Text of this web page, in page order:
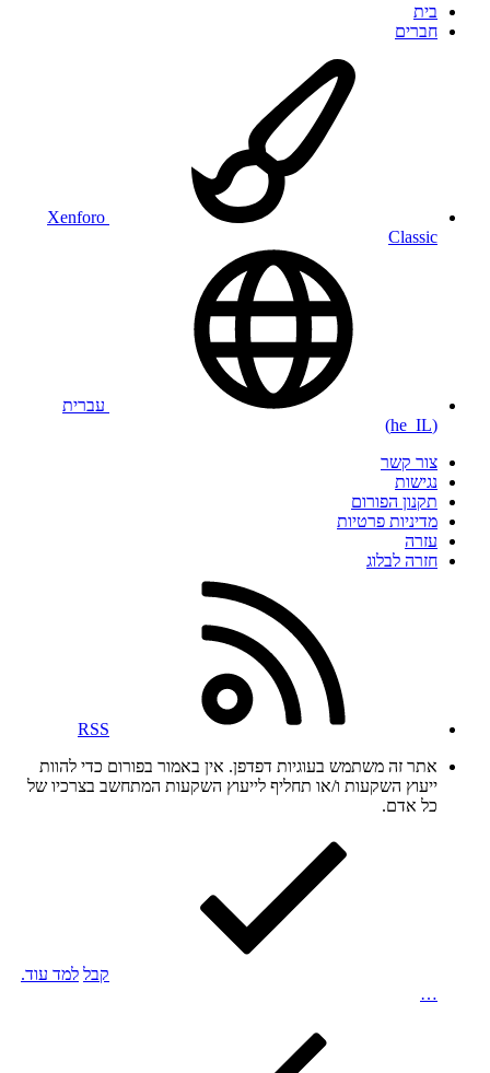
בית
חברים
Xenforo
Classic
עברית
(he_IL)
צור קשר
נגישות
תקנון הפורום
מדיניות פרטיות
עזרה
חזרה לבלוג
RSS
אתר זה משתמש בעוגיות דפדפן. אין באמור בפורום כדי להוות
ייעוץ השקעות ו/או תחליף לייעוץ השקעות המתחשב בצרכיו של
כל אדם.
קבל למד עוד.
…